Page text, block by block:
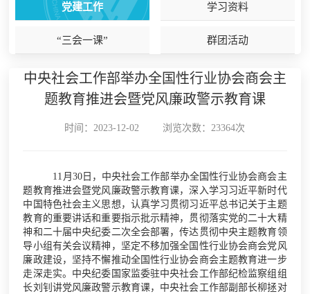
党建工作 学习资料
“三会一课” 群团活动
中央社会工作部举办全国性行业协会商会主
题教育推进会暨党风廉政警示教育课
时间：2023-12-02 浏览次数：23364次
11月30日，中央社会工作部举办全国性行业协会商会主
题教育推进会暨党风廉政警示教育课，深入学习习近平新时代
中国特色社会主义思想，认真学习贯彻习近平总书记关于主题
教育的重要讲话和重要指示批示精神，贯彻落实党的二十大精
神和二十届中央纪委二次全会部署，传达贯彻中央主题教育领
导小组有关会议精神，坚定不移加强全国性行业协会商会党风
廉政建设，坚持不懈推动全国性行业协会商会主题教育进一步
走深走实。中央纪委国家监委驻中央社会工作部纪检监察组组
长刘钊讲党风廉政警示教育课，中央社会工作部副部长柳拯对